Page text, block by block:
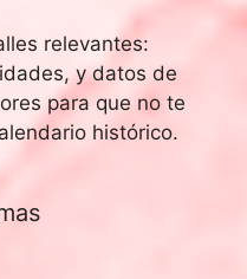
relevantes:
y datos de
para que no te
histórico.